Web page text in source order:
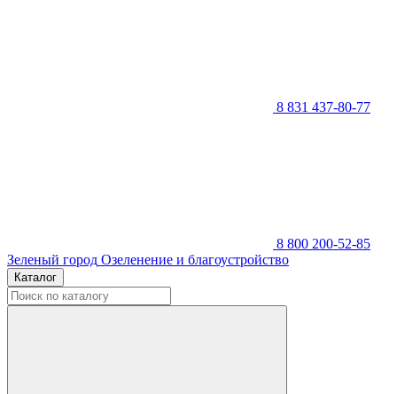
8 831 437-80-77
8 800 200-52-85
Зеленый город Озеленение и благоустройство
Каталог